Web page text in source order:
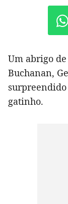
Um abrigo
Buchanan,
gatinho.